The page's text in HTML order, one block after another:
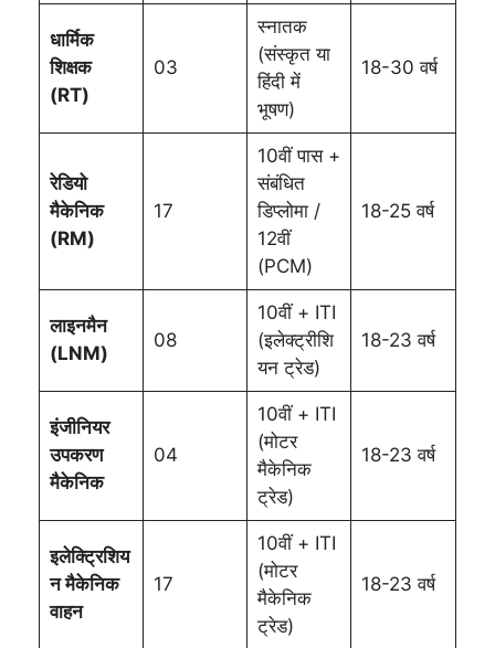
धार्मिक
शिक्षक
(RT)
03
स्नातक
(संस्कृत या
हिंदी में
भूषण)
18-30 वर्ष
रेडियो
मैकेनिक
(RM)
17
10वीं पास +
संबंधित
डिप्लोमा /
12वीं
(PCM)
18-25 वर्ष
लाइनमैन
(LNM)
08
10वीं + ITI
(इलेक्ट्रीशि
यन ट्रेड)
18-23 वर्ष
इंजीनियर
उपकरण
मैकेनिक
04
10वीं + ITI
(मोटर
मैकेनिक
ट्रेड)
18-23 वर्ष
इलेक्ट्रिशिय
न मैकेनिक
वाहन
17
10वीं + ITI
(मोटर
मैकेनिक
ट्रेड)
18-23 वर्ष